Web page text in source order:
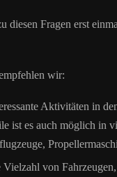
diesen Fragen erst
wir:
Aktivitäten in
ist es auch möglich in
von